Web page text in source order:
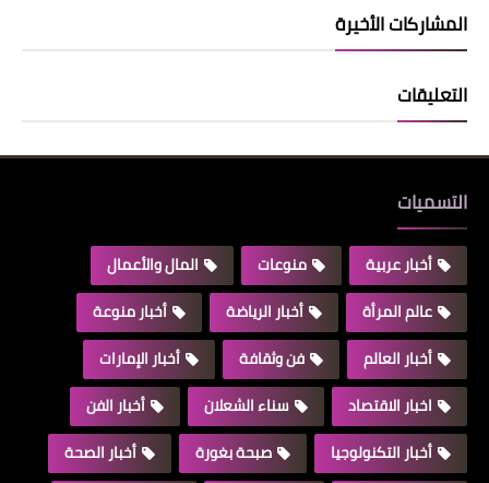
المشاركات الأخيرة
التعليقات
التسميات
أخبار عربية منوعات
المال والأعمال
عالم المرأة
أخبار الرياضة
أخبار منوعة
أخبار العالم
فن وثقافة
أخبار الإمارات
اخبار الاقتصاد
سناء الشعلان
أخبار الفن
أخبار التكنولوجيا
صبحة بغورة
أخبار الصحة